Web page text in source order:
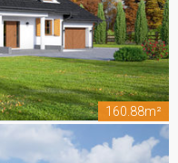
160.88m²